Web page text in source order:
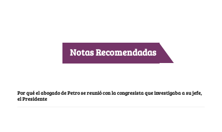
Notas Recomendadas
Por qué el abogado de Petro se reunió con la congresista que investigaba a su jefe,
el Presidente